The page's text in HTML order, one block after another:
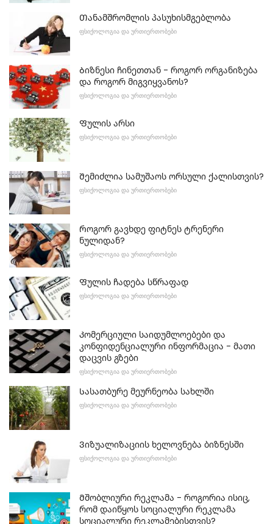
Თანამშრომლის პასუხისმგებლობა
ᲤᲡᲘᲥᲝᲚᲝᲒᲘᲐ ᲓᲐ ᲣᲠᲗᲘᲔᲠᲗᲝᲑᲔᲑᲘ
Ბიზნესი ჩინეთთან - როგორ ორგანიზება
და როგორ მიგვიყვანოს?
ᲤᲡᲘᲥᲝᲚᲝᲒᲘᲐ ᲓᲐ ᲣᲠᲗᲘᲔᲠᲗᲝᲑᲔᲑᲘ
Ფულის არსი
ᲤᲡᲘᲥᲝᲚᲝᲒᲘᲐ ᲓᲐ ᲣᲠᲗᲘᲔᲠᲗᲝᲑᲔᲑᲘ
Შემიძლია სამუშაოს ორსული ქალისთვის?
ᲤᲡᲘᲥᲝᲚᲝᲒᲘᲐ ᲓᲐ ᲣᲠᲗᲘᲔᲠᲗᲝᲑᲔᲑᲘ
Როგორ გავხდე ფიტნეს ტრენერი
ნულიდან?
ᲤᲡᲘᲥᲝᲚᲝᲒᲘᲐ ᲓᲐ ᲣᲠᲗᲘᲔᲠᲗᲝᲑᲔᲑᲘ
Ფულის ჩადება სწრაფად
ᲤᲡᲘᲥᲝᲚᲝᲒᲘᲐ ᲓᲐ ᲣᲠᲗᲘᲔᲠᲗᲝᲑᲔᲑᲘ
Კომერციული საიდუმლოებები და
კონფიდენციალური ინფორმაცია - მათი
დაცვის გზები
ᲤᲡᲘᲥᲝᲚᲝᲒᲘᲐ ᲓᲐ ᲣᲠᲗᲘᲔᲠᲗᲝᲑᲔᲑᲘ
Სასათბურე მეურნეობა სახლში
ᲤᲡᲘᲥᲝᲚᲝᲒᲘᲐ ᲓᲐ ᲣᲠᲗᲘᲔᲠᲗᲝᲑᲔᲑᲘ
Ვიზუალიზაციის ხელოვნება ბიზნესში
ᲤᲡᲘᲥᲝᲚᲝᲒᲘᲐ ᲓᲐ ᲣᲠᲗᲘᲔᲠᲗᲝᲑᲔᲑᲘ
Მშობლიური რეკლამა - როგორია ისიც,
რომ დაიწყოს სოციალური რეკლამა
სოციალური რეკლამებისთვის?